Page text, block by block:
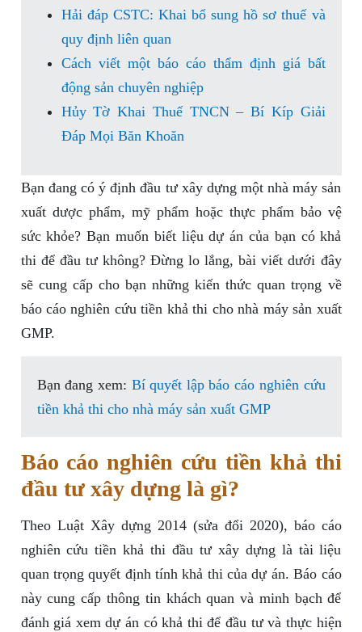
Hải đáp CSTC: Khai bổ sung hồ sơ thuế và
quy định liên quan
Cách viết một báo cáo thẩm định giá bất
động sản chuyên nghiệp
Hủy Tờ Khai Thuế TNCN – Bí Kíp Giải
Đáp Mọi Băn Khoăn
Bạn đang có ý định đầu tư xây dựng một nhà máy sản
xuất dược phẩm, mỹ phẩm hoặc thực phẩm bảo vệ
sức khỏe? Bạn muốn biết liệu dự án của bạn có khả
thi để đầu tư không? Đừng lo lắng, bài viết dưới đây
sẽ cung cấp cho bạn những kiến thức quan trọng về
báo cáo nghiên cứu tiền khả thi cho nhà máy sản xuất
GMP.
Bạn đang xem: Bí quyết lập báo cáo nghiên cứu
tiền khả thi cho nhà máy sản xuất GMP
Báo cáo nghiên cứu tiền khả thi
đầu tư xây dựng là gì?
Theo Luật Xây dựng 2014 (sửa đổi 2020), báo cáo
nghiên cứu tiền khả thi đầu tư xây dựng là tài liệu
quan trọng quyết định tính khả thi của dự án. Báo cáo
này cung cấp thông tin khách quan và minh bạch để
đánh giá xem dự án có khả thi để đầu tư và thực hiện